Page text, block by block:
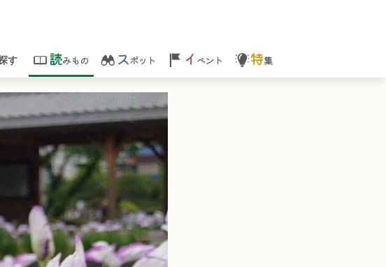
す 読みもの スポット イ ベント 特集